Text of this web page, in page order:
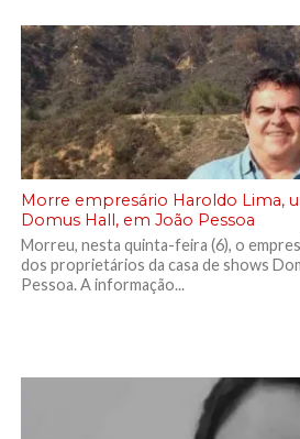
Morre empresário Haroldo Lima,
Domus Hall, em João Pessoa
Morreu, nesta quinta-feira (6), o
dos proprietários da casa de shows
Pessoa. A informação...